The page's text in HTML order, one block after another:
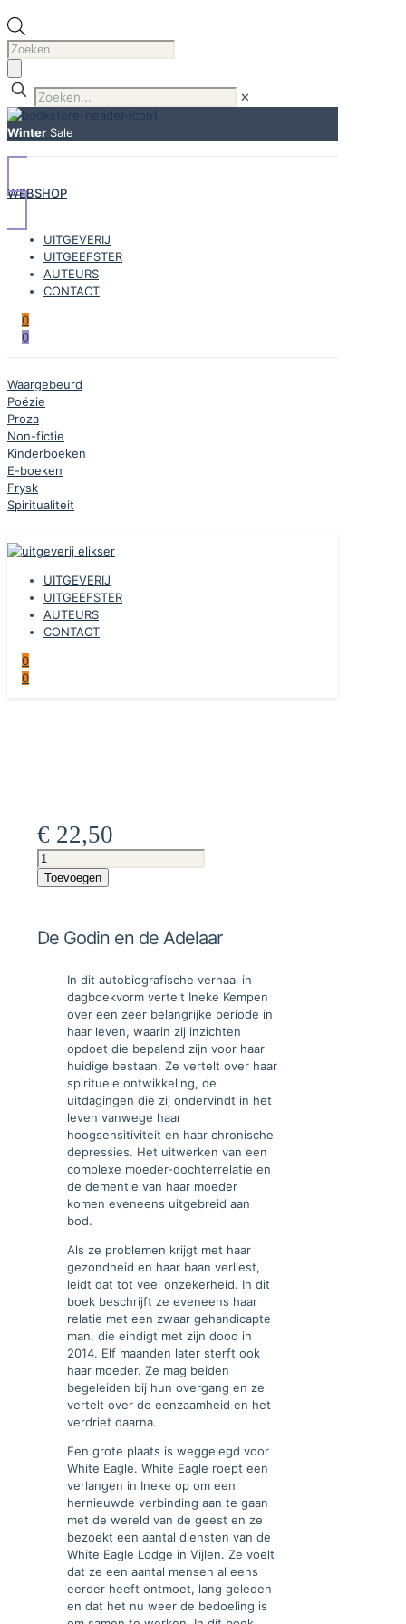
Producten
zoeken
✕
Winter Sale
WEBSHOP
UITGEVERIJ
UITGEEFSTER
AUTEURS
CONTACT
0
0
Waargebeurd
Poëzie
Proza
Non-fictie
Kinderboeken
E-boeken
Frysk
Spiritualiteit
UITGEVERIJ
UITGEEFSTER
AUTEURS
CONTACT
0
0
€ 22,50
De
Godin
en
aantal
Toevoegen
De Godin en de Adelaar
In dit autobiografische verhaal in
dagboekvorm vertelt Ineke Kempen
over een zeer belangrijke periode in
haar leven, waarin zij inzichten
opdoet die bepalend zijn voor haar
huidige bestaan. Ze vertelt over haar
spirituele ontwikkeling, de
uitdagingen die zij ondervindt in het
leven vanwege haar
hoogsensitiviteit en haar chronische
depressies. Het uitwerken van een
complexe moeder-dochterrelatie en
de dementie van haar moeder
komen eveneens uitgebreid aan
bod.
Als ze problemen krijgt met haar
gezondheid en haar baan verliest,
leidt dat tot veel onzekerheid. In dit
boek beschrijft ze eveneens haar
relatie met een zwaar gehandicapte
man, die eindigt met zijn dood in
2014. Elf maanden later sterft ook
haar moeder. Ze mag beiden
begeleiden bij hun overgang en ze
vertelt over de eenzaamheid en het
verdriet daarna.
Een grote plaats is weggelegd voor
White Eagle. White Eagle roept een
verlangen in Ineke op om een
hernieuwde verbinding aan te gaan
met de wereld van de geest en ze
bezoekt een aantal diensten van de
White Eagle Lodge in Vijlen. Ze voelt
dat ze een aantal mensen al eens
eerder heeft ontmoet, lang geleden
en dat het nu weer de bedoeling is